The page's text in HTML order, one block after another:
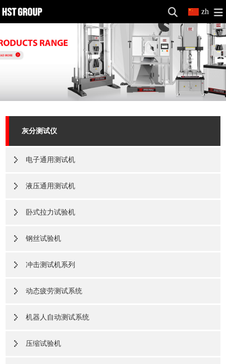
zh
灰分测试仪
电子通用测试机
液压通用测试机
卧式拉力试验机
钢丝试验机
冲击测试机系列
动态疲劳测试系统
机器人自动测试系统
压缩试验机